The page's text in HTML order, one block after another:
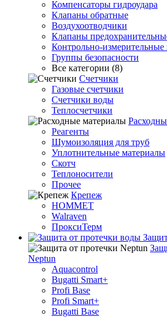
Компенсаторы гидроудара
Клапаны обратные
Воздухоотводчики
Клапаны
Контрольно-
Группы безопасности
Все категории (8)
Счетчики
Газовые счетчики
Счетчики воды
Теплосчетчики
Реагенты
Шумоизоляция для труб
Уплотнительные материалы
Скотч
Теплоносители
Прочее
Крепеж
HOMMET
Walraven
ПроксиТерм
Neptun
Aquacontrol
Bugatti Smart+
Profi Base
Profi Smart+
Bugatti Base